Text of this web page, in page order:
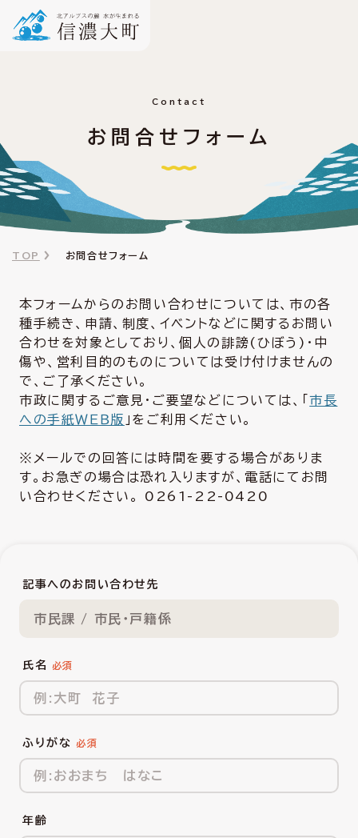
Contact
お問合せフォーム
TOP お問合せフォーム
本フォームからのお問い合わせについては、市の各
種手続き、申請、制度、イベントなどに関するお問い
合わせを対象としており、個人の誹謗(ひぼう)・中
傷や、営利目的のものについては受け付けませんの
で、ご了承ください。
市政に関するご意見・ご要望などについては、「市長
への手紙ＷＥＢ版 」をご利用ください。
※メールでの回答には時間を要する場合がありま
す。お急ぎの場合は恐れ入りますが、電話にてお問
い合わせください。 0261-22-0420
記事へのお問い合わせ先
市民課 / 市民・戸籍係
氏名
ふりがな
年齢